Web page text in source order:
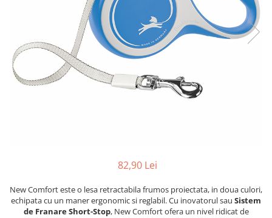
82,90 Lei
New Comfort este o lesa retractabila frumos proiectata, in doua culori,
echipata cu un maner ergonomic si reglabil. Cu inovatorul sau Sistem
de Franare Short-Stop, New Comfort ofera un nivel ridicat de